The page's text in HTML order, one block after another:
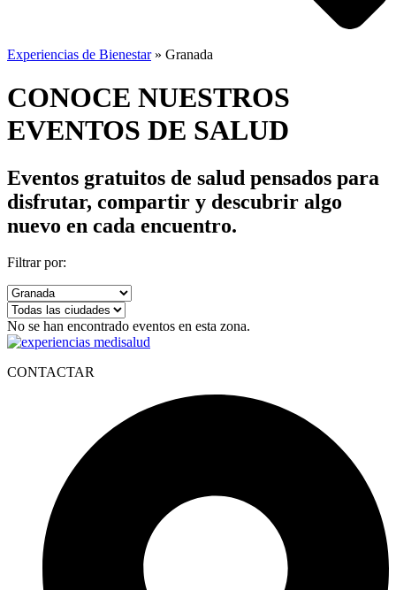
Experiencias de Bienestar» Granada
CONOCE NUESTROS
EVENTOS DE SALUD
Eventos gratuitos de salud pensados para
disfrutar, compartir y descubrir algo
nuevo en cada encuentro.
Filtrar por:
No se han encontrado eventos en esta zona.
CONTACTAR